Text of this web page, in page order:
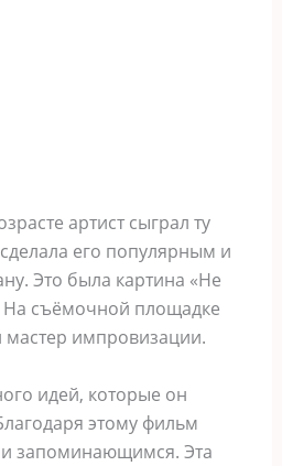
артист сыграл ту
его популярным и
Это была картина «Не
На съёмочной площадке
мастер импровизации.
идей, которые он
этому фильм
запоминающимся. Эта